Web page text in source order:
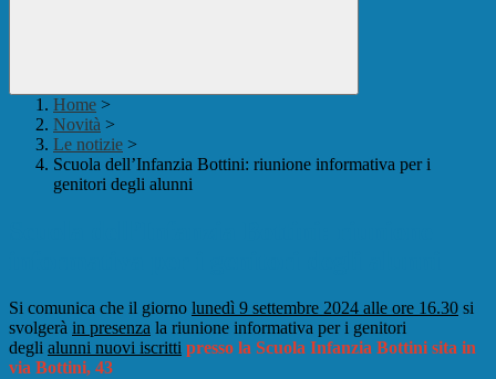
Home >
Novità >
Le notizie >
Scuola dell’Infanzia Bottini: riunione informativa per i
genitori degli alunni
Si comunica che il giorno lunedì 9 settembre 2024 alle ore 16.30 si
svolgerà in presenza la riunione informativa per i genitori
degli alunni nuovi iscritti presso la Scuola Infanzia Bottini sita in
via Bottini, 43